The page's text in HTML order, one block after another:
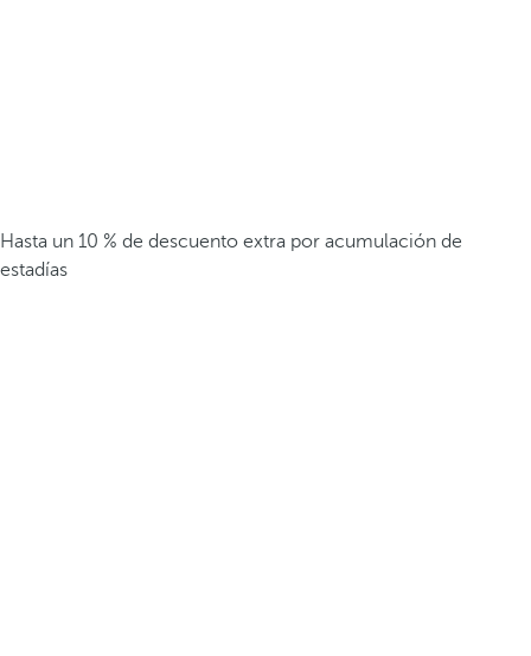
Hasta un 10 % de descuento extra por acumulación de
estadías